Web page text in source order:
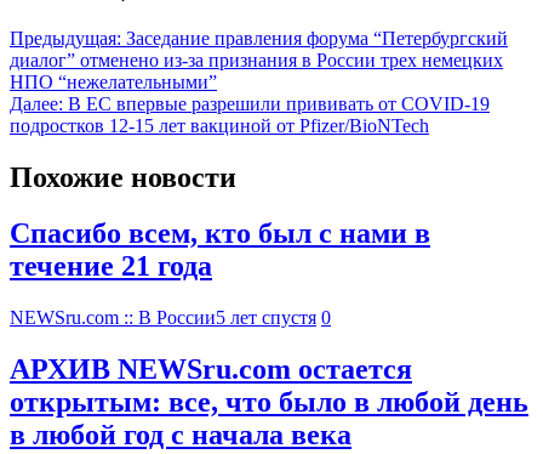
Предыдущая: Заседание правления форума “Петербургский
диалог” отменено из-за признания в России трех немецких
НПО “нежелательными”
Далее: В ЕС впервые разрешили прививать от COVID-19
подростков 12-15 лет вакциной от Pfizer/BioNTech
Похожие новости
Спасибо всем, кто был с нами в
течение 21 года
NEWSru.com :: В России5 лет спустя 0
АРХИВ NEWSru.com остается
открытым: все, что было в любой день
в любой год с начала века